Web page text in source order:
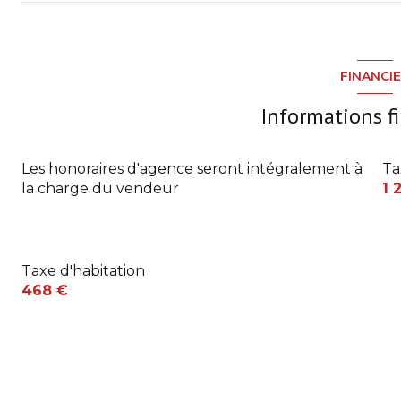
Salle de Bain
Buanderie
Cellier
Terrasse
Informations
Les honoraires d'agence seront intégralement à
la charge du vendeur
1
Taxe d'habitation
468 €